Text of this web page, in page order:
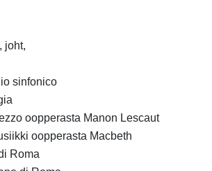
joht,
sinfonico
oopperasta Manon Lescaut
oopperasta Macbeth
Roma